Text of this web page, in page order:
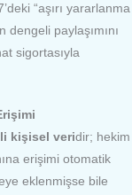
“aşırı yararlanma
dengeli paylaşımını
sigortasıyla
kişisel veridir; hekim
erişimi otomatik
eklenmişse bile